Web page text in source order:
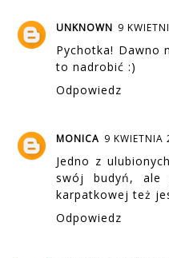
UNKNOWN 9
Pychotka! Dawno
to nadrobić :)
Odpowiedz
MONICA 9
Jedno z
swój budyń, ale
karpatkowej też
Odpowiedz